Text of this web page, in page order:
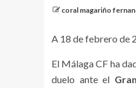
coral magariño
A 18 de febrero de
El Málaga CF ha
duelo ante el